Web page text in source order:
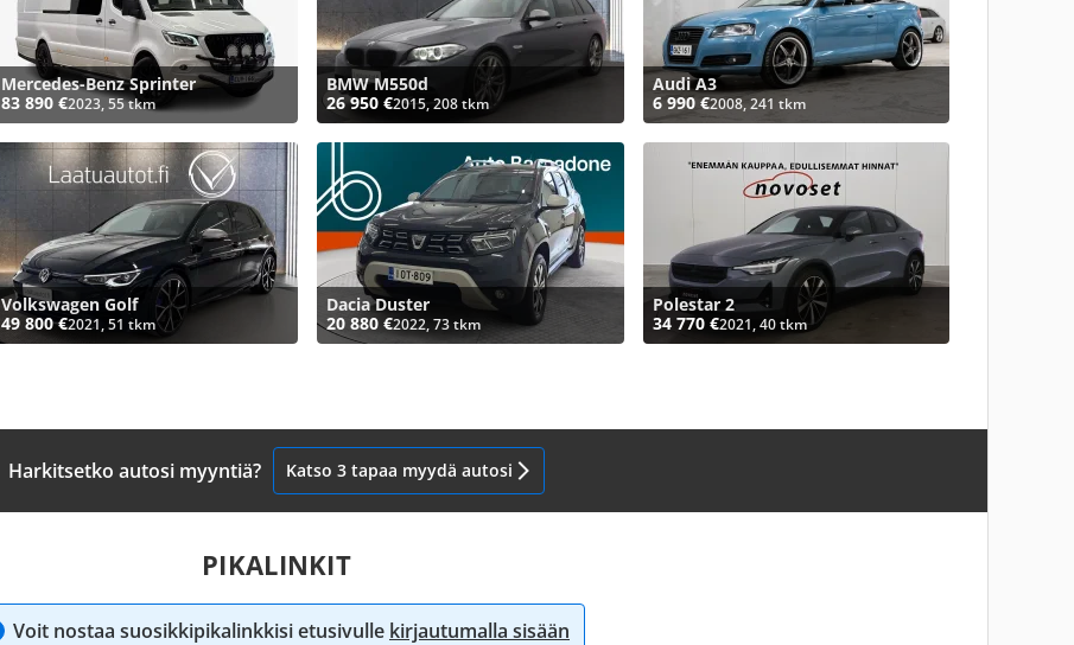
Mercedes-Benz Sprinter
83 890 €2023, 55 tkm
BMW M550d
26 950 €2015, 208 tkm
Audi A3
6 990 €2008, 241 tkm
Volkswagen Golf
49 800 €2021, 51 tkm
Dacia Duster
20 880 €2022, 73 tkm
Polestar 2
34 770 €2021, 40 tkm
Harkitsetko autosi myyntiä? Katso 3 tapaa myydä autosi
PIKALINKIT
Voit nostaa suosikkipikalinkkisi etusivulle kirjautumalla sisään